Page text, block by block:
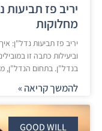
יריב פז תביעות
מחלוקות
יריב פז תביעות נדל"ן:
וביעילות כתבה זו
בנדל"ן. בתחום הנדל"ן,
להמשך קריאה »
GOOD WILL